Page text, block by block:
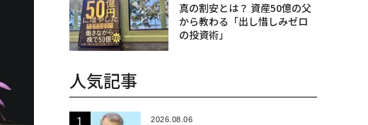
真の割安とは？ 資産50億の父
から教わる「出し惜しみゼロ
の投資術」
人気記事
2026.08.06